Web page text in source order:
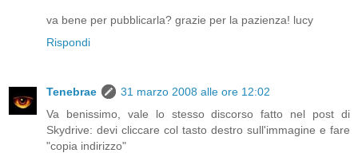
va bene per pubblicarla? grazie per la pazienza! lucy
Rispondi
Tenebrae
31 marzo 2008 alle ore 12:02
Va benissimo, vale lo stesso discorso fatto nel post di
Skydrive: devi cliccare col tasto destro sull'immagine e fare
"copia indirizzo"